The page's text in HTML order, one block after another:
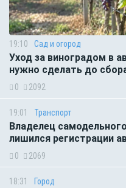
19:10 Сад и огород
Уход за виноградом в
нужно сделать до
0 2092
19:01 Транспорт
Владелец
лишился регистрации
0 2069
18:31 Город